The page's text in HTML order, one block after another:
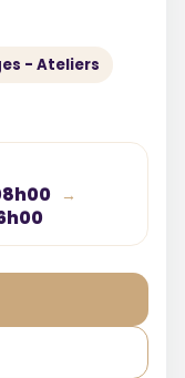
- Ateliers
→